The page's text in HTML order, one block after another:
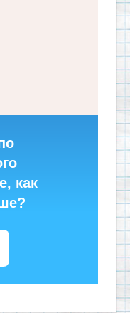
как